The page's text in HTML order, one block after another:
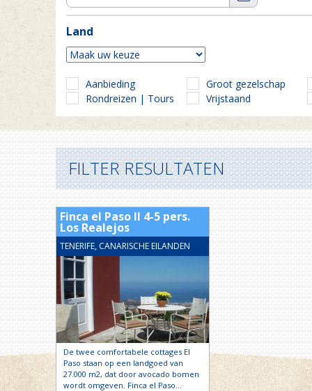
Land
Aanbieding
Groot gezelschap
Rondreizen | Tours
Vrijstaand
FILTER RESULTATEN
Finca el Paso II 4-5 pers.
Los Realejos
TENERIFE, CANARISCHE EILANDEN
De twee comfortabele cottages El
Paso staan op een landgoed van
27.000 m2, dat door avocado bomen
wordt omgeven. Finca el Paso…